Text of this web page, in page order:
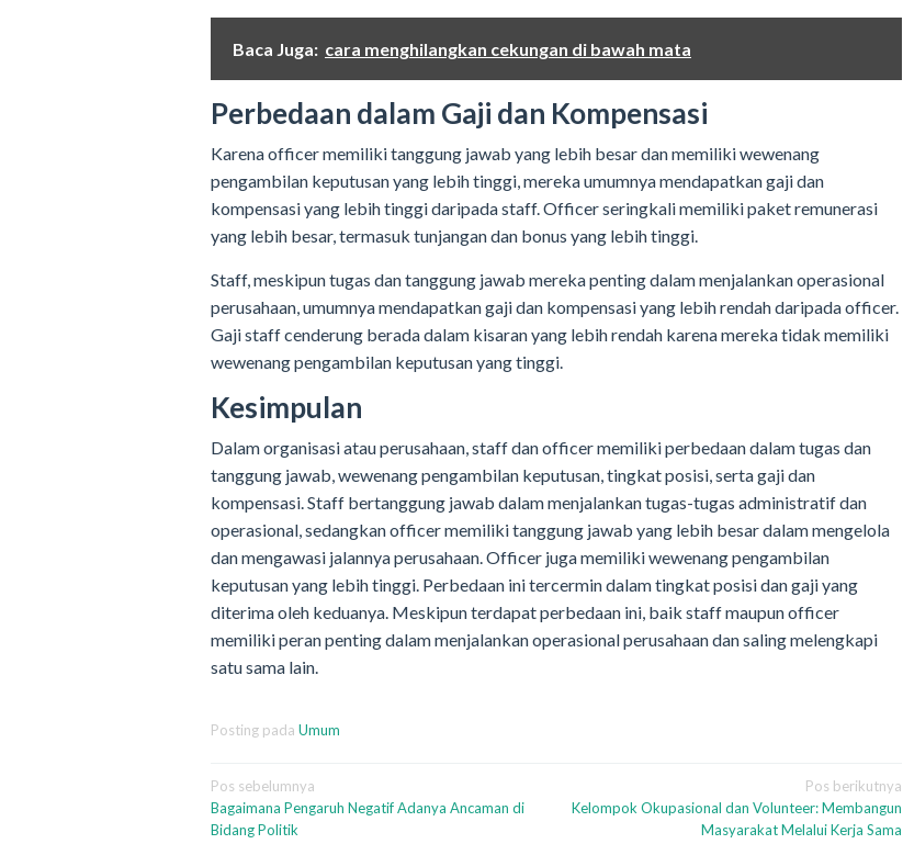
Baca Juga: cara menghilangkan cekungan di bawah mata
Perbedaan dalam Gaji dan Kompensasi
Karena officer memiliki tanggung jawab yang lebih besar dan memiliki wewenang
pengambilan keputusan yang lebih tinggi, mereka umumnya mendapatkan gaji dan
kompensasi yang lebih tinggi daripada staff. Officer seringkali memiliki paket remunerasi
yang lebih besar, termasuk tunjangan dan bonus yang lebih tinggi.
Staff, meskipun tugas dan tanggung jawab mereka penting dalam menjalankan operasional
perusahaan, umumnya mendapatkan gaji dan kompensasi yang lebih rendah daripada officer.
Gaji staff cenderung berada dalam kisaran yang lebih rendah karena mereka tidak memiliki
wewenang pengambilan keputusan yang tinggi.
Kesimpulan
Dalam organisasi atau perusahaan, staff dan officer memiliki perbedaan dalam tugas dan
tanggung jawab, wewenang pengambilan keputusan, tingkat posisi, serta gaji dan
kompensasi. Staff bertanggung jawab dalam menjalankan tugas-tugas administratif dan
operasional, sedangkan officer memiliki tanggung jawab yang lebih besar dalam mengelola
dan mengawasi jalannya perusahaan. Officer juga memiliki wewenang pengambilan
keputusan yang lebih tinggi. Perbedaan ini tercermin dalam tingkat posisi dan gaji yang
diterima oleh keduanya. Meskipun terdapat perbedaan ini, baik staff maupun officer
memiliki peran penting dalam menjalankan operasional perusahaan dan saling melengkapi
satu sama lain.
Posting pada Umum
Navigasi
pos
Pos sebelumnya
Bagaimana Pengaruh Negatif Adanya Ancaman di
Bidang Politik
Pos berikutnya
Kelompok Okupasional dan Volunteer: Membangun
Masyarakat Melalui Kerja Sama